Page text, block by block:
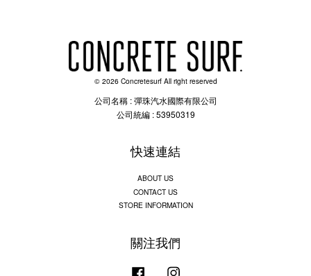
© 2026 Concretesurf All right reserved
公司名稱 : 彈珠汽水國際有限公司
公司統編 : 53950319
快速連結
ABOUT US
CONTACT US
STORE INFORMATION
關注我們
Facebook